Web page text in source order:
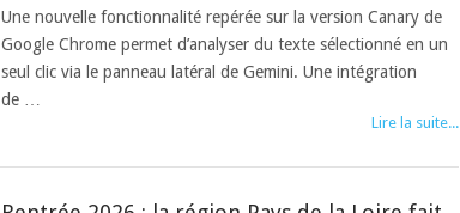
Une nouvelle fonctionnalité repérée sur la version Canary de
Google Chrome permet d’analyser du texte sélectionné en un
seul clic via le panneau latéral de Gemini. Une intégration
de …
Lire la suite...